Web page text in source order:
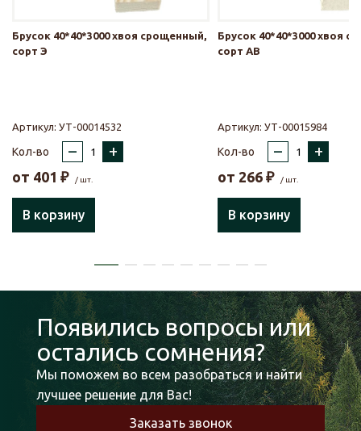
Брусок 40*40*3000 хвоя срощенный,
сорт Э
Артикул: УТ-00014532
Кол-во – +
от 401 ₽ / шт.
В корзину
Брусок 40*40*3000 хвоя
сорт АВ
Артикул: УТ-00015984
Кол-во – +
от 266 ₽ / шт.
В корзину
Появились вопросы или
остались сомнения?
Мы поможем во всем разобраться и найти
лучшее решение для Вас!
Заказать звонок